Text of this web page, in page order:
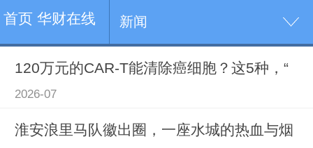
首页 华财在线 新闻
120万元的CAR-T能清除癌细胞？这5种，“
2026-07
淮安浪里马队徽出圈，一座水城的热血与烟